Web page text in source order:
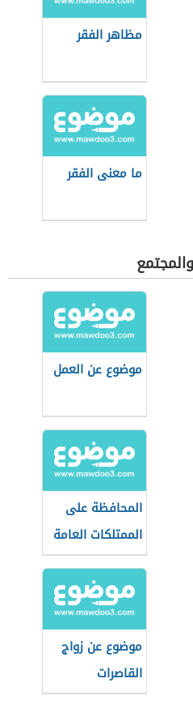
مظاهر الفقر
ما معنى الفقر
موضوع عن العمل
المحافظة على
الممتلكات العامة
موضوع عن زواج
القاصرات